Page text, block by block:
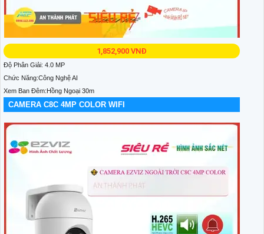
1,852,900 VNĐ
Độ Phân Giải: 4.0 MP
Chức Năng:Công Nghệ AI
Xem Ban Đêm:Hồng Ngoại 30m
CAMERA C8C 4MP COLOR WIFI